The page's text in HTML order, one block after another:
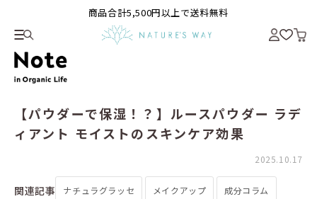
商品合計5,500円以上で送料無料
【パウダーで保湿！？】ルースパウダー ラデ
ィアント モイストのスキンケア効果
2025.10.17
関連記事 ナチュラグラッセ メイクアップ 成分コラム